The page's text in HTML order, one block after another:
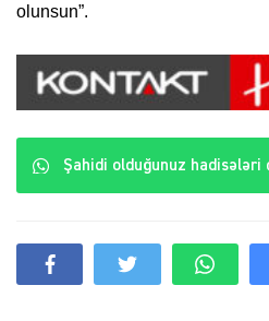
olunsun”.
Şahidi olduğunuz hadisələri